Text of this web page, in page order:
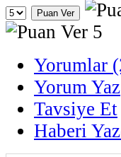
Yorumlar
Yorum Yaz
Tavsiye Et
Haberi